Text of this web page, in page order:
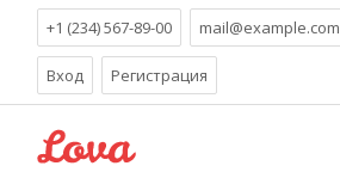
+1 (234) 567-89-00 mail@example.com
Вход Регистрация